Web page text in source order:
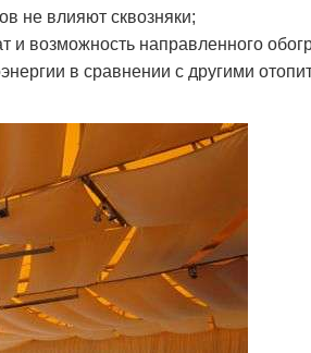
не влияют сквозняки;
и возможность направленного
в сравнении с другими